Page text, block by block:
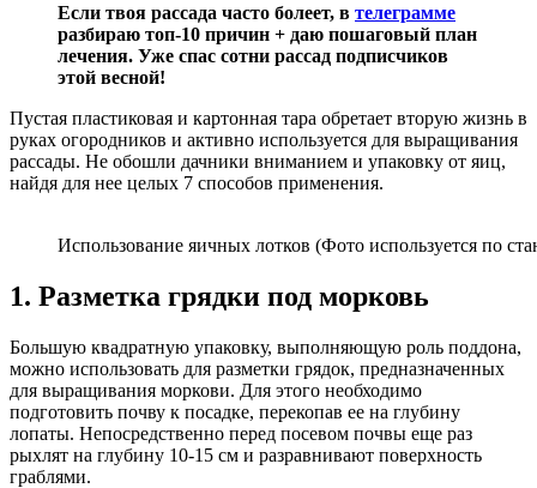
Если твоя рассада часто болеет, в телеграмме
разбираю топ-10 причин + даю пошаговый план
лечения. Уже спас сотни рассад подписчиков
этой весной!
Пустая пластиковая и картонная тара обретает вторую жизнь в
руках огородников и активно используется для выращивания
рассады. Не обошли дачники вниманием и упаковку от яиц,
найдя для нее целых 7 способов применения.
Использование яичных лотков (Фото используется по
1. Разметка грядки под морковь
Большую квадратную упаковку, выполняющую роль поддона,
можно использовать для разметки грядок, предназначенных
для выращивания моркови. Для этого необходимо
подготовить почву к посадке, перекопав ее на глубину
лопаты. Непосредственно перед посевом почвы еще раз
рыхлят на глубину 10-15 см и разравнивают поверхность
граблями.